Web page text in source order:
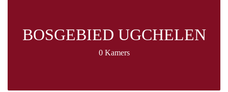
BOSGEBIED UGCHELEN
0 Kamers